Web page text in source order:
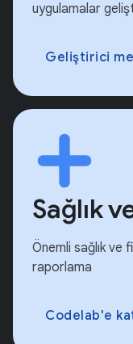
uygulamalar
Geliştirici
Sağlık
Önemli sağlık ve
raporlama
Codelab'e